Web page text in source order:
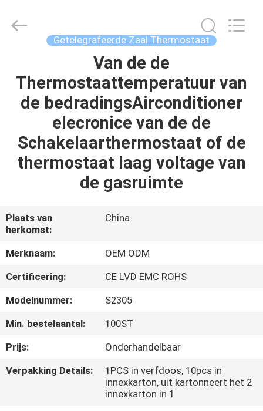
PRODUCTEN
VR
TOON
ONGEVEER
ONS
FABRIEKSREIS
CONTACTEER
ONS
Limited.
Getelegrafeerde Zaal Thermostaat
Van de de
Thermostaattemperatuur van
de bedradingsAirconditioner
elecronice van de de
Schakelaarthermostaat of de
thermostaat laag voltage van
de gasruimte
Plaats van
herkomst:
China
Merknaam:
OEM ODM
Certificering:
CE LVD EMC ROHS
Modelnummer:
S2305
Min. bestelaantal:
100ST
Prijs:
Onderhandelbaar
Verpakking Details:
1PCS in verfdoos, 10pcs in
innexkarton, uit kartonneert het 2
innexkarton in 1